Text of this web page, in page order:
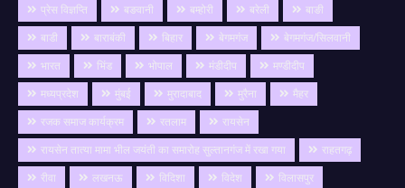
प्रेस विज्ञप्ति
बङवानी बम्होरी बरेली
बाङी
बाडी
बाराबंकी बिहार बेगमगंज
बेगमगंज/सिलवानी
भारत
भिंड भोपाल मंडीदीप
मण्डीदीप
मध्यप्रदेश
मुंबई मुरादाबाद मुरैना
मैहर
रजक समाज कार्यक्रम
रतलाम
रायसेन
रायसेन तात्या मामा भील जयंती का समारोह सुल्तानगंज में रखा गया
राहतगढ़
रीवा
लखनऊ विदिशा विदेश
विलासपुर